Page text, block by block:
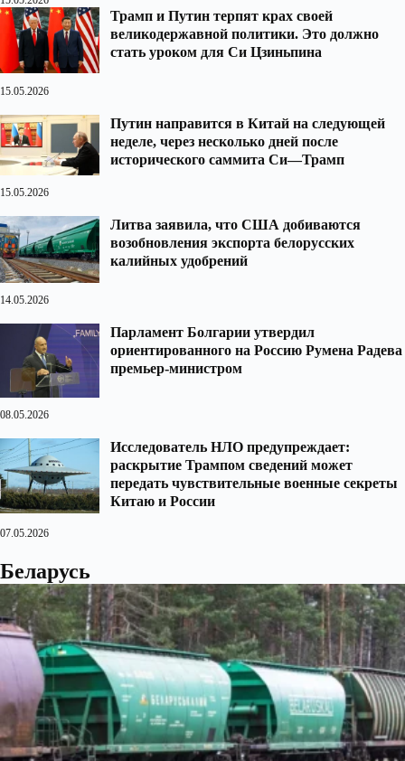
Трамп и Путин терпят крах своей
великодержавной политики. Это должно
стать уроком для Си Цзиньпина
15.05.2026
Путин направится в Китай на следующей
неделе, через несколько дней после
исторического саммита Си—Трамп
15.05.2026
Литва заявила, что США добиваются
возобновления экспорта белорусских
калийных удобрений
14.05.2026
Парламент Болгарии утвердил
ориентированного на Россию Румена Радева
премьер-министром
08.05.2026
Исследователь НЛО предупреждает:
раскрытие Трампом сведений может
передать чувствительные военные секреты
Китаю и России
07.05.2026
Беларусь